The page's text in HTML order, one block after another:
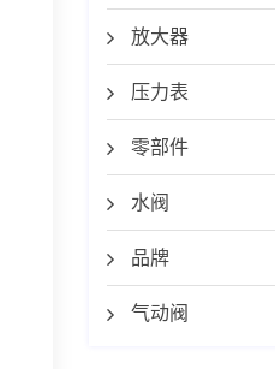
放大器
压力表
零部件
水阀
品牌
气动阀